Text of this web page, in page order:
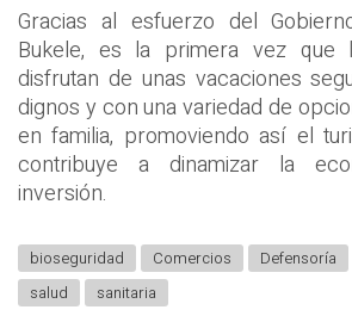
Gracias al esfuerzo del
Bukele, es la primera vez que
disfrutan de unas vacaciones
dignos y con una variedad de
en familia, promoviendo así el
contribuye a dinamizar la
inversión.
bioseguridad Comercios Defensoría
salud
sanitaria